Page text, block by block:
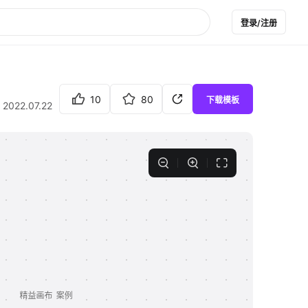
登录/注册
2022.07.22
10 80 下载模板